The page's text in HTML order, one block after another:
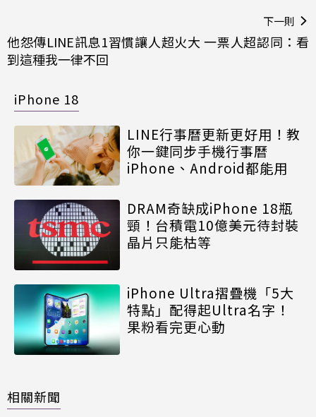
下一則
他怨傳LINE訊息1習慣讓人超火大 一票人超認同：看
到這種我一律不回
iPhone 18
LINE行事曆更新更好用！教
你一鍵同步手機行事曆
iPhone、Android都能用
DRAM奇缺成iPhone 18瓶
頸！台積電10億美元待封裝
晶片只能枯等
iPhone Ultra摺疊機「5大
特點」配得起Ultra名字！
果粉看完更心動
相關新聞